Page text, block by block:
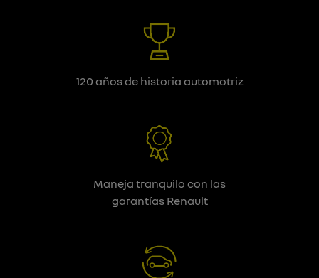
120 años de historia automotriz
Maneja tranquilo con las
garantías Renault